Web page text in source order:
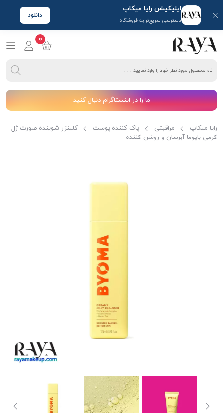
اپلیکیشن رایا میکاپ
دسترسی سریع‌تر به فروشگاه
دانلود
0
ما را در اینستاگرام دنبال کنید
رایا میکاپ مراقبتی پاک کننده پوست
کلینزر شوینده صورت ژل
کرمی بایوما آبرسان و روشن کننده